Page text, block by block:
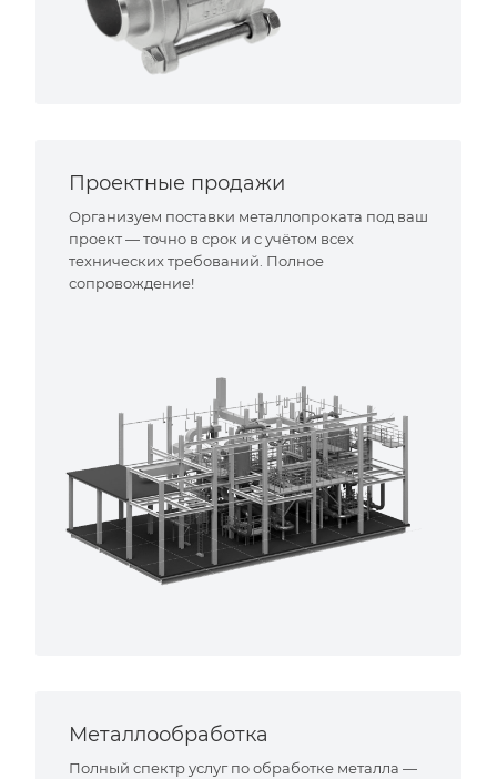
Проектные продажи
Организуем поставки металлопроката под ваш
проект — точно в срок и с учётом всех
технических требований. Полное
сопровождение!
Металлообработка
Полный спектр услуг по обработке металла —